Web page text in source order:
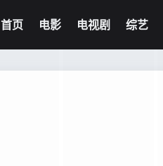
首页 电影 电视剧 综艺